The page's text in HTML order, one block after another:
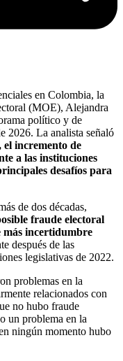
en Colombia, la
(MOE), Alejandra
político y de
2026. La analista señaló
el incremento de
a las instituciones
desafíos para
de dos décadas,
fraude electoral
más incertidumbre
después de las
legislativas de 2022.
problemas en la
relacionados con
no hubo fraude
un problema en la
ningún momento hubo